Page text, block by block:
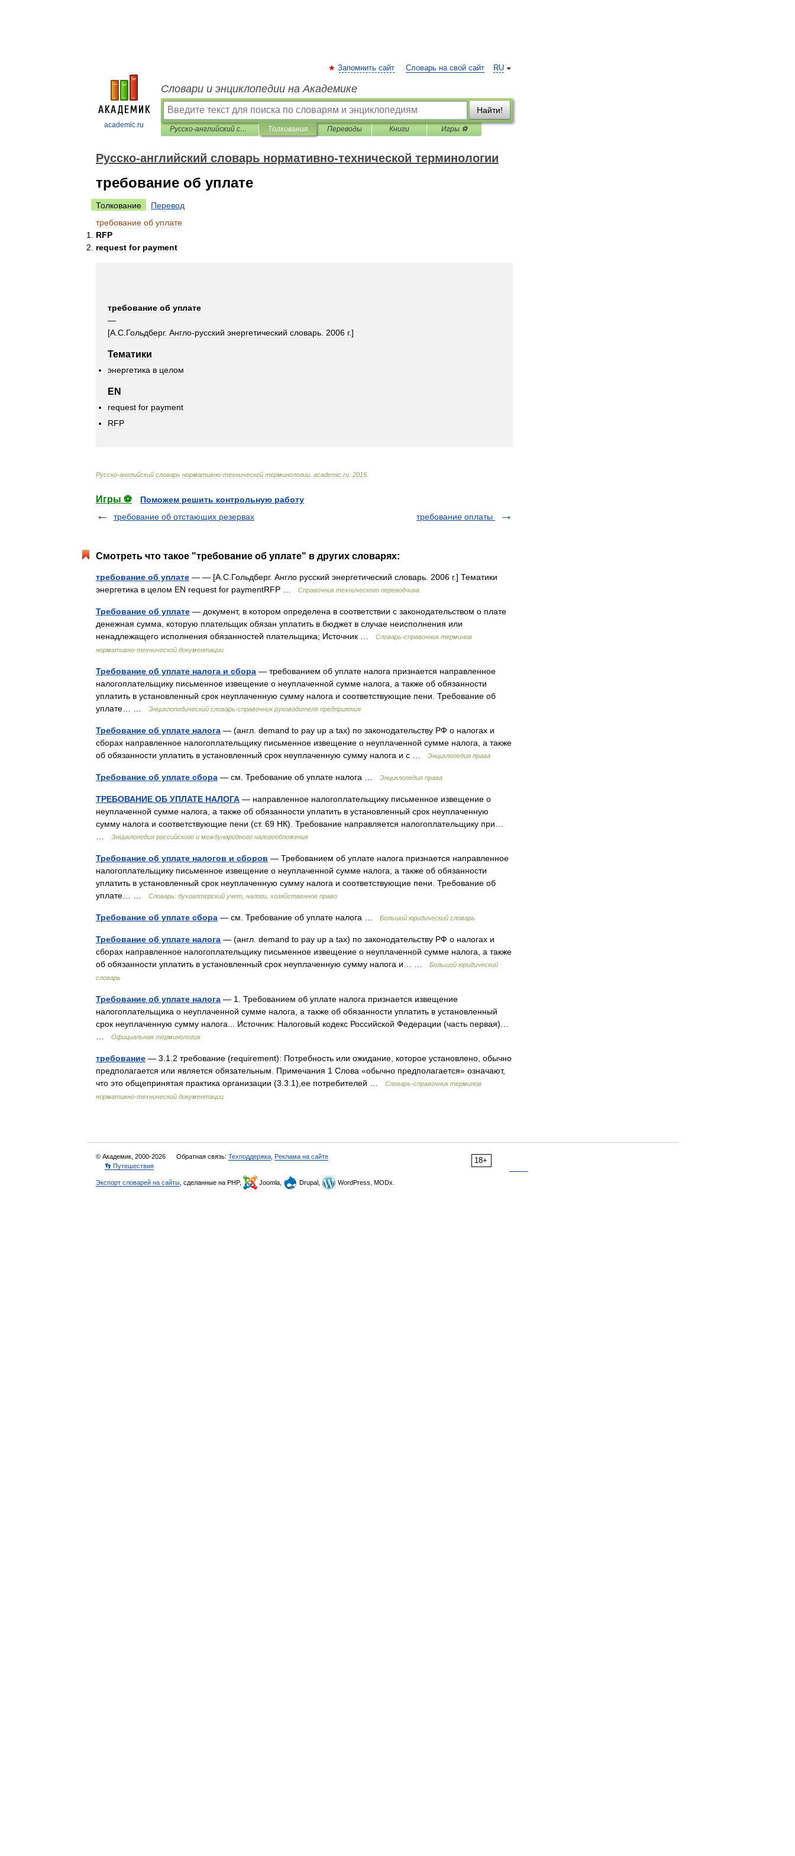
academic.ru
RU
Запомнить сайт Словарь на свой сайт
Словари и энциклопедии на Академике
Найти!
Русско-английский словарь нормативно-технической терминологии Толкования Переводы Книги Игры ⚽
Русско-английский словарь нормативно-технической терминологии
требование об уплате
Толкование
Перевод
требование об уплате
RFP
request for payment
требование об уплате
—
[А С Гольдберг. Англо-русский энергетический словарь 2006 г.]
Тематики
энергетика в целом
EN
request for payment
RFP
Русско-английский словарь нормативно-технической терминологии academic ru 2015
Игры ⚽
Поможем решить контрольную работу
требование об отстающих резервах
требование оплаты
Смотреть что такое "требование об уплате" в других словарях:
требование об уплате — — [А.С.Гольдберг. Англо русский энергетический словарь. 2006 г.] Тематики
энергетика в целом EN request for paymentRFP …
Справочник технического переводчика
Требование об уплате — документ, в котором определена в соответствии с законодательством о плате
денежная сумма, которую плательщик обязан уплатить в бюджет в случае неисполнения или
ненадлежащего исполнения обязанностей плательщика; Источник …
Словарь-справочник терминов
нормативно-технической документации
Требование об уплате налога и сбора — требованием об уплате налога признается направленное
налогоплательщику письменное извещение о неуплаченной сумме налога, а также об обязанности
уплатить в установленный срок неуплаченную сумму налога и соответствующие пени. Требование об
уплате… …
Энциклопедический словарь-справочник руководителя предприятия
Требование об уплате налога — (англ. demand to pay up a tax) по законодательству РФ о налогах и
сборах направленное налогоплательщику письменное извещение о неуплаченной сумме налога, а также
об обязанности уплатить в установленный срок неуплаченную сумму налога и с …
Энциклопедия права
Требование об уплате сбора — см. Требование об уплате налога … Энциклопедия права
ТРЕБОВАНИЕ ОБ УПЛАТЕ НАЛОГА — направленное налогоплательщику письменное извещение о
неуплаченной сумме налога, а также об обязанности уплатить в установленный срок неуплаченную
сумму налога и соответствующие пени (ст. 69 НК). Требование направляется налогоплательщику при…
Энциклопедия российского и международного налогообложения
Требование об уплате налогов и сборов — Требованием об уплате налога признается направленное
налогоплательщику письменное извещение о неуплаченной сумме налога, а также об обязанности
уплатить в установленный срок неуплаченную сумму налога и соответствующие пени. Требование об
уплате… …
Словарь: бухгалтерский учет, налоги, хозяйственное право
Требование об уплате сбора — см. Требование об уплате налога … Большой юридический словарь
Требование об уплате налога — (англ. demand to pay up a tax) по законодательству РФ о налогах и
сборах направленное налогоплательщику письменное извещение о неуплаченной сумме налога, а также
об обязанности уплатить в установленный срок неуплаченную сумму налога и… …
Большой юридический
словарь
Требование об уплате налога — 1. Требованием об уплате налога признается извещение
налогоплательщика о неуплаченной сумме налога, а также об обязанности уплатить в установленный
срок неуплаченную сумму налога... Источник: Налоговый кодекс Российской Федерации (часть первая)…
Официальная терминология
требование — 3.1.2 требование (requirement): Потребность или ожидание, которое установлено, обычно
предполагается или является обязательным. Примечания 1 Слова «обычно предполагается» означают,
что это общепринятая практика организации (3.3.1),ее потребителей …
Словарь-справочник терминов
нормативно-технической документации
18+
© Академик, 2000-2026 Обратная связь: Техподдержка Реклама на сайте
👣 Путешествия
Экспорт словарей на сайты , сделанные на PHP, Joomla, Drupal, WordPress, MODx.